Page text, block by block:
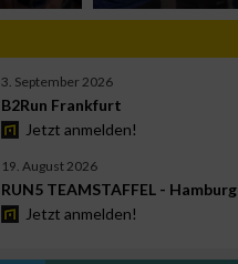
3. September 2026
B2Run Frankfurt
Jetzt anmelden!
19. August 2026
RUN5 TEAMSTAFFEL - Hamburg
Jetzt anmelden!